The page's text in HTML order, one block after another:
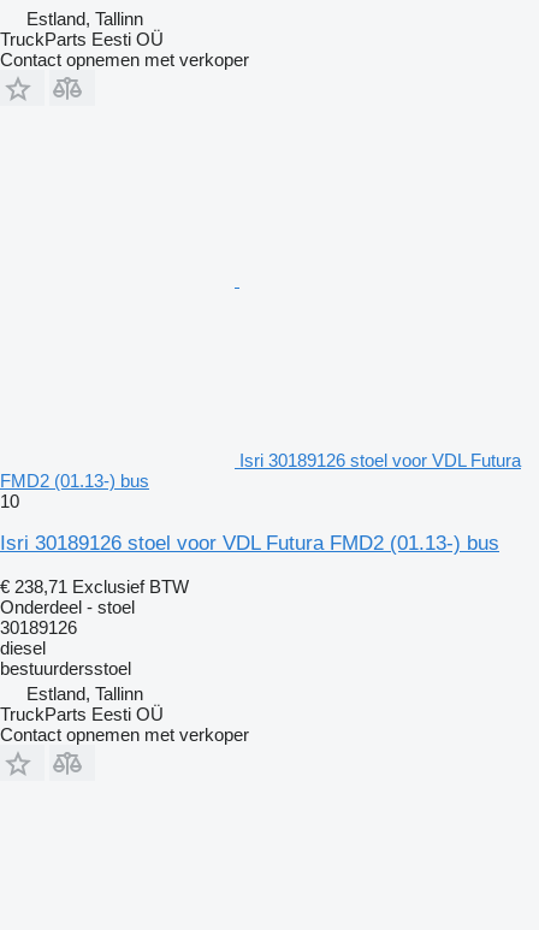
Estland, Tallinn
TruckParts Eesti OÜ
Contact opnemen met verkoper
Isri 30189126 stoel voor VDL Futura
FMD2 (01.13-) bus
10
Isri 30189126 stoel voor VDL Futura FMD2 (01.13-) bus
€ 238,71 Exclusief BTW
Onderdeel - stoel
30189126
diesel
bestuurdersstoel
Estland, Tallinn
TruckParts Eesti OÜ
Contact opnemen met verkoper